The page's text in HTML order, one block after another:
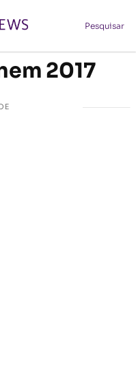
Pesquisar
2017